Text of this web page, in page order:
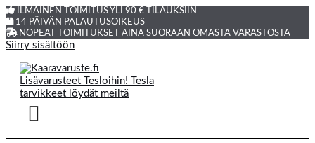
ILMAINEN TOIMITUS YLI 90 € TILAUKSIIN
14 PÄIVÄN PALAUTUSOIKEUS
NOPEAT TOIMITUKSET AINA SUORAAN OMASTA VARASTOSTA
Siirry sisältöön